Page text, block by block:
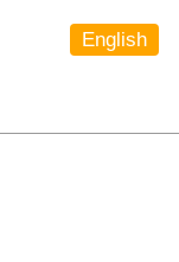
English